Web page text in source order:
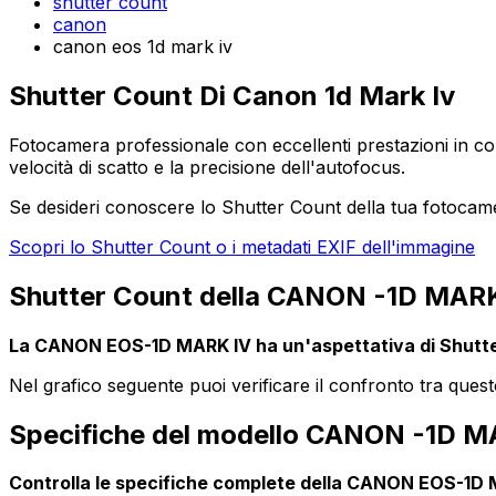
canon
canon eos 1d mark iv
Shutter Count Di Canon 1d Mark Iv
Fotocamera professionale con eccellenti prestazioni in
velocità di scatto e la precisione dell'autofocus.
Se desideri conoscere lo Shutter Count della tua
Scopri lo Shutter Count o i metadati EXIF dell'immagine
Shutter Count della CANON -1D
La CANON EOS-1D MARK IV ha un'aspettativa di
Nel grafico seguente puoi verificare il confronto tra
Specifiche del modello CANON -1D
Controlla le specifiche complete della CANON EOS-